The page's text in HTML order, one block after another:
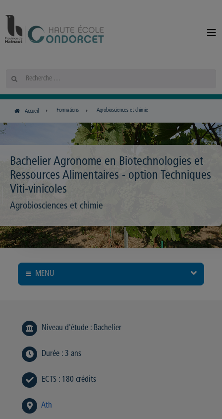
Rechercher
Accueil Formations Agrobiosciences et chimie
Bachelier Agronome en Biotechnologies et
Ressources Alimentaires - option Techniques
Viti-vinicoles
Agrobiosciences et chimie
MENU
Niveau d'étude : Bachelier
Durée : 3 ans
ECTS : 180 crédits
Ath